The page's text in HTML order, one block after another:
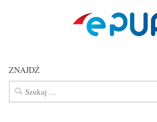
ZNAJDŹ
Szukaj: